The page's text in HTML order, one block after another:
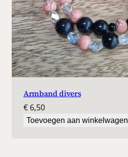
Armband divers
€ 6,50
Toevoegen aan winkelwagen